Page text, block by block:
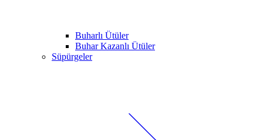
Buharlı Ütüler
Buhar Kazanlı Ütüler
Süpürgeler